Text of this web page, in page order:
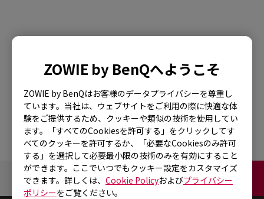
ZOWIE by BenQへようこそ
ZOWIE by BenQはお客様のデータプライバシーを尊重し
ています。当社は、ウェブサイトをご利用の際に快適な体
験をご提供するため、クッキーや類似の技術を使用してい
ます。「すべてのCookiesを許可する」をクリックしてす
べてのクッキーを許可するか、「必要なCookiesのみ許可
する」を選択して必要最小限の技術のみを有効にすること
ができます。ここでいつでもクッキー設定をカスタマイズ
できます。詳しくは、 Cookie Policyおよびプライバシー
ポリシーをご覧ください。
ZOWIE FK1-B Mouse
for Esports DIVINA
Version Edition Pink
お問い合わせ